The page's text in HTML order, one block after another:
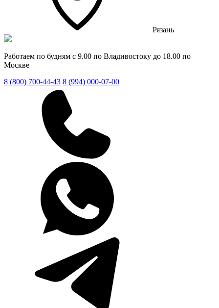
Рязань
Работаем по будням с 9.00 по Владивостоку до 18.00 по
Москве
8 (800) 700-44-43 8 (994) 000-07-00